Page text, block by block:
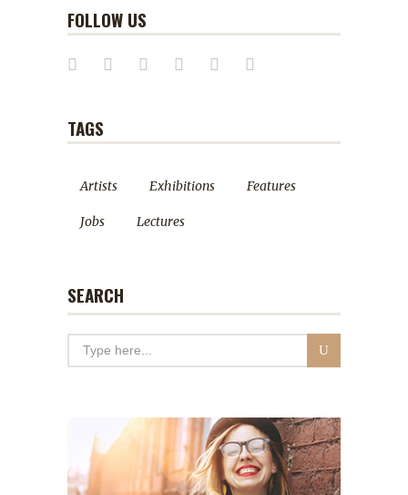
FOLLOW US
TAGS
Artists Exhibitions Features
Jobs Lectures
SEARCH